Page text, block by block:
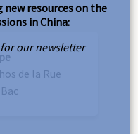
de la Rue
new resources on the
in China:
our newsletter